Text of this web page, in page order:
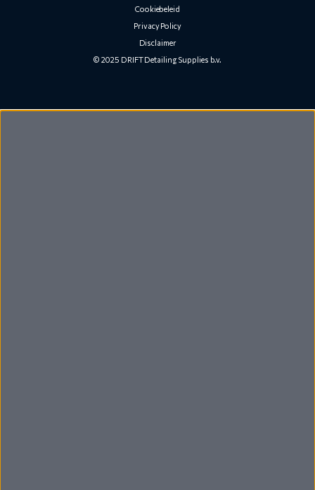
Cookiebeleid
Privacy Policy
Disclaimer
© 2025 DRIFT Detailing Supplies b.v.